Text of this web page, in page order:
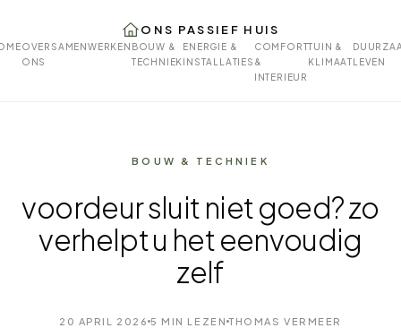
ONS PASSIEF HUIS
OVER
ONS
SAMENWERKEN BOUW &
TECHNIEK
ENERGIE &
INSTALLATIES
COMFORT
&
INTERIEUR
TUIN &
KLIMAATLEVEN
BOUW & TECHNIEK
voordeur sluit niet goed? zo
verhelpt u het eenvoudig
zelf
20 APRIL 2026 5 MIN LEZEN THOMAS VERMEER